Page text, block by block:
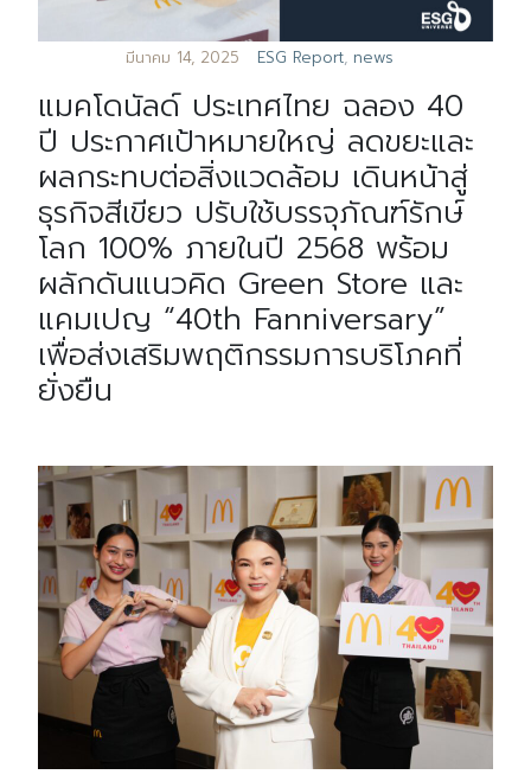
มีนาคม 14, 2025 ESG Report, news
แมคโดนัลด์ ประเทศไทย ฉลอง 40
ปี ประกาศเป้าหมายใหญ่ ลดขยะและ
ผลกระทบต่อสิ่งแวดล้อม เดินหน้าสู่
ธุรกิจสีเขียว ปรับใช้บรรจุภัณฑ์รักษ์
โลก 100% ภายในปี 2568 พร้อม
ผลักดันแนวคิด Green Store และ
แคมเปญ “40th Fanniversary”
เพื่อส่งเสริมพฤติกรรมการบริโภคที่
ยั่งยืน